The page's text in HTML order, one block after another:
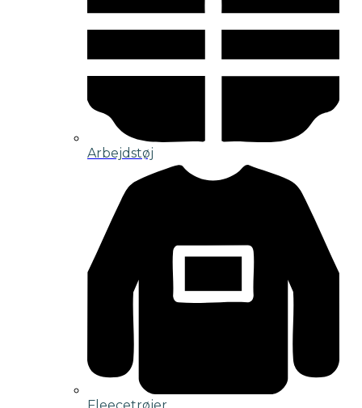
Arbejdstøj
Fleecetrøjer